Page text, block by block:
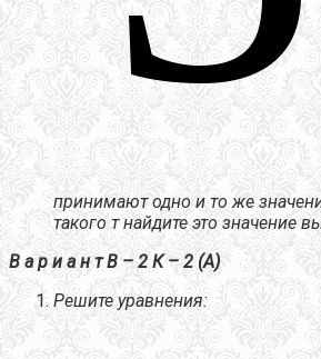
принимают одно и то же
такого т найдите это значение
В а р и а н т В – 2 К – 2 (А)
Решите уравнения: